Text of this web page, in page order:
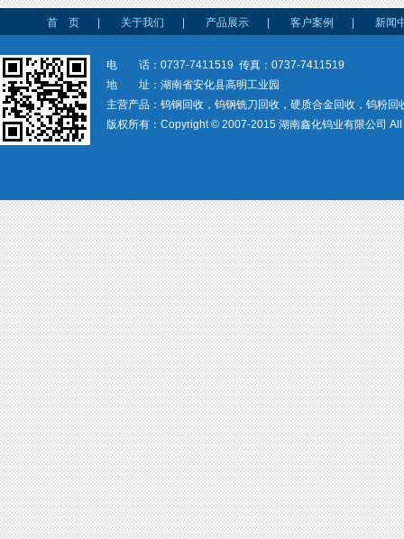
首 页 关于我们 产品展示 客户案例 新闻
电 话：0737-7411519 传真：0737-7411519
地 址：湖南省安化县高明工业园
主营产品：钨钢回收，钨钢铣刀回收，硬质合金回收，钨粉回
版权所有：Copyright © 2007-2015 湖南鑫化钨业有限公司